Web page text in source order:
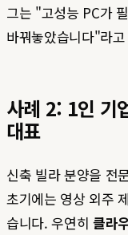
그는 "고성능 PC가
바꿔놓았습니다"라
사례 2: 1인 기
대표
신축 빌라 분양을 전
초기에는 영상 외주
습니다. 우연히클라